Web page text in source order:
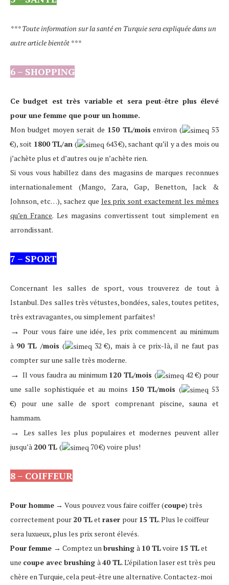
*** Toute information sur la santé en Turquie sera expliquée dans un
autre article bientôt ***
6 – SHOPPING
Ce budget est très variable et sera peut-être plus élevé
pour une femme que pour un homme.
Mon budget moyen serait de 150 TL/mois environ(
53
€), soit 1800 TL/an( 643 €), sachant qu’il y a des mois ou
j’achète plus et d’autres ou je n’achète rien.
Si vous vous habillez dans des magasins de marques reconnues
internationalement (Mango, Zara, Gap, Benetton, Jack &
Johnson, etc…), sachez que les prix sont exactement les mêmes
qu’en France. Les magasins convertissent tout simplement en
arrondissant.
7 – SPORT
Concernant les salles de sport, vous trouverez de tout à
Istanbul. Des salles très vétustes, bondées, sales, toutes petites,
très extravagantes, ou simplement parfaites!
→Pour vous faire une idée, les prix commencent au minimum
à 90 TL /mois ( 32 €), mais à ce prix-là, il ne faut pas
compter sur une salle très moderne.
→ Il vous faudra au minimum 120 TL/mois( 42 €) pour
une salle sophistiquée et au moins 150 TL/mois (
53
€) pour une salle de sport comprenant piscine, sauna et
hammam.
→Les salles les plus populaires et modernes peuvent aller
jusqu’à 200 TL ( 70 €) voire plus!
8 – COIFFEUR
Pour homme → Vous pouvez vous faire coiffer (coupe) très
correctement pour 20 TLetraser pour 15 TL. Plus le coiffeur
sera luxueux, plus les prix seront élevés.
Pour femme → Comptez un brushing à 10 TLvoire 15 TLet
une coupe avec brushing à 40 TL. L’épilation laser est très peu
chère en Turquie, cela peut-être une alternative. Contactez-moi